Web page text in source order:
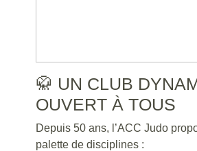
🥋 UN CLUB
OUVERT À TOUS
Depuis 50 ans, l’ACC Judo
palette de disciplines :